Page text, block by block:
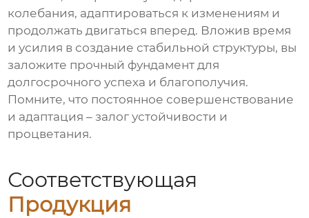
колебания, адаптироваться к изменениям и
продолжать двигаться вперед. Вложив время
и усилия в создание стабильной структуры, вы
заложите прочный фундамент для
долгосрочного успеха и благополучия.
Помните, что постоянное совершенствование
и адаптация – залог устойчивости и
процветания.
Соответствующая
Продукция